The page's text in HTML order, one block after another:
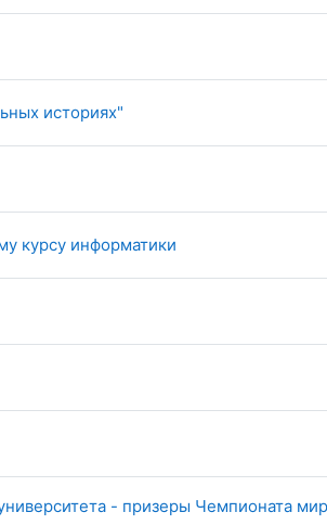
историях"
курсу информатики
- призеры Чемпионата